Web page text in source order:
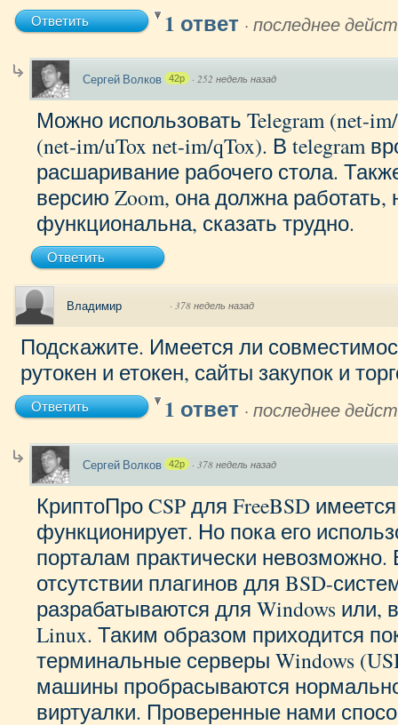
Ответить 1 ответ · последнее
Сергей Волков 42p · 252 недель назад
Можно использовать Telegram (net-
(net-im/uTox net-im/qTox). В telegram
расшаривание рабочего стола.
версию Zoom, она должна работать,
функциональна, сказать трудно.
Ответить
Владимир · 378 недель назад
Подскажите. Имеется ли
рутокен и етокен, сайты закупок и
Ответить 1 ответ · последнее
Сергей Волков 42p · 378 недель назад
КриптоПро CSP для FreeBSD
функционирует. Но пока его
порталам практически
отсутствии плагинов для BSD-
разрабатываются для Windows
Linux. Таким образом приходится
терминальные серверы Windows
машины пробрасываются
виртуалки. Проверенные нами